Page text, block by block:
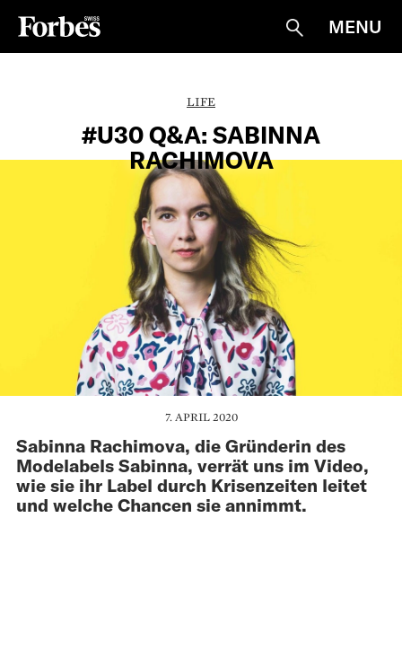
Suche
MENU
LIFE
#U30 Q&A: SABINNA
RACHIMOVA
7. APRIL 2020
Sabinna Rachimova, die Gründerin des
Modelabels Sabinna, verrät uns im Video,
wie sie ihr Label durch Krisenzeiten leitet
und welche Chancen sie annimmt.